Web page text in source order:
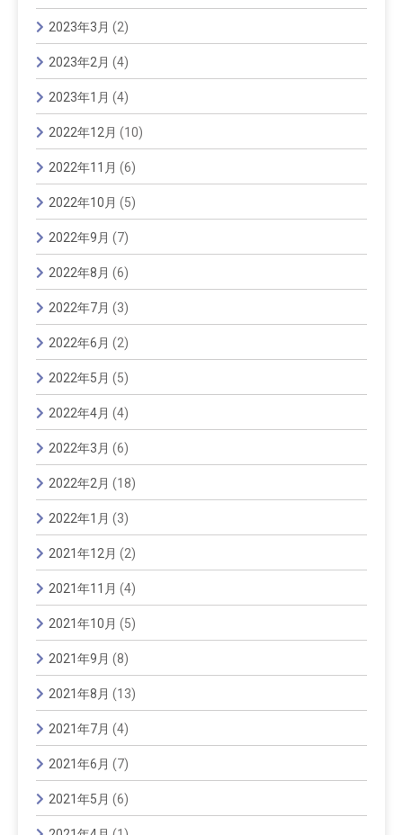
2023年3月 (2)
2023年2月 (4)
2023年1月 (4)
2022年12月 (10)
2022年11月 (6)
2022年10月 (5)
2022年9月 (7)
2022年8月 (6)
2022年7月 (3)
2022年6月 (2)
2022年5月 (5)
2022年4月 (4)
2022年3月 (6)
2022年2月 (18)
2022年1月 (3)
2021年12月 (2)
2021年11月 (4)
2021年10月 (5)
2021年9月 (8)
2021年8月 (13)
2021年7月 (4)
2021年6月 (7)
2021年5月 (6)